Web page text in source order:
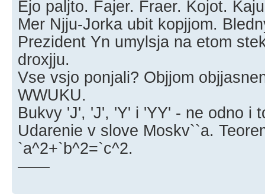
Ejo paljto. Fajer. Fraer. Kojot.
Mer Njju-Jorka ubit kopjjom.
Prezident Yn umylsja na etom
droxjju.
Vse vsjo ponjali? Objjom
WWUKU.
Bukvy 'J', 'J', 'Y' i 'YY' - ne odno i
Udarenie v slove Moskv``a.
`a^2+`b^2=`c^2.
——